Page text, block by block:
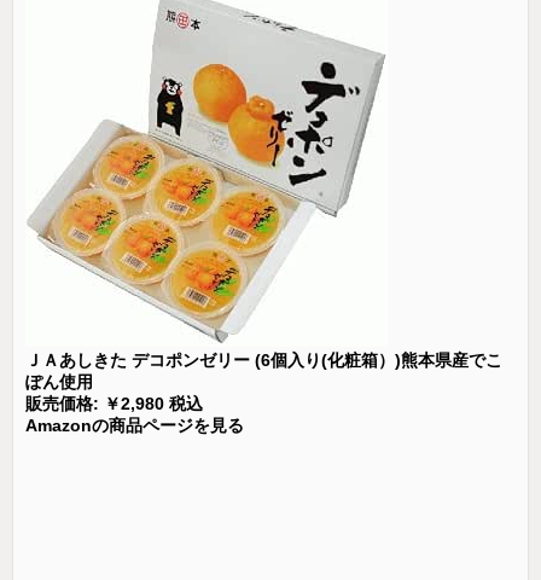
ＪＡあしきた デコポンゼリー (6個入り(化粧箱）)熊本県産でこ
ぽん使用
販売価格: ￥2,980 税込
Amazonの商品ページを見る